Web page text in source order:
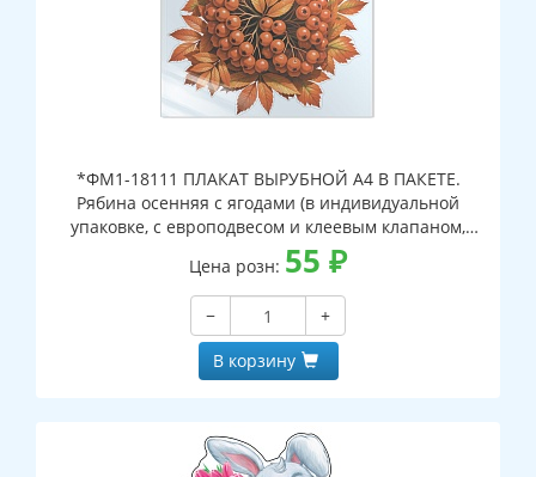
*ФМ1-18111 ПЛАКАТ ВЫРУБНОЙ А4 В ПАКЕТЕ.
Рябина осенняя с ягодами (в индивидуальной
упаковке, с европодвесом и клеевым клапаном,
двухсторонний, ВД-лак)
Цена розн: 55 ₽
−
+
В корзину